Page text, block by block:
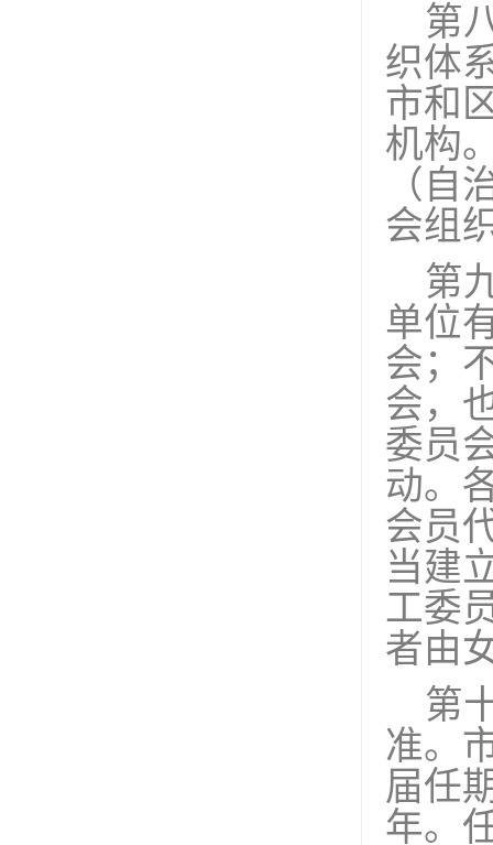
第
织体
市和
机构
（自
会组
第
单位
会；
会，
委员
动。
会员
当建
工委
者由
第
准。
届任
年。